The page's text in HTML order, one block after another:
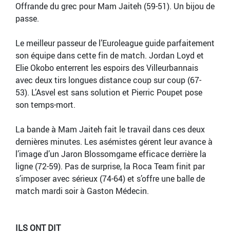
Offrande du grec pour Mam Jaiteh (59-51). Un bijou de
passe.
Le meilleur passeur de l’Euroleague guide parfaitement
son équipe dans cette fin de match. Jordan Loyd et
Elie Okobo enterrent les espoirs des Villeurbannais
avec deux tirs longues distance coup sur coup (67-
53). L’Asvel est sans solution et Pierric Poupet pose
son temps-mort.
La bande à Mam Jaiteh fait le travail dans ces deux
dernières minutes. Les asémistes gérent leur avance à
l’image d’un Jaron Blossomgame efficace derrière la
ligne (72-59). Pas de surprise, la Roca Team finit par
s’imposer avec sérieux (74-64) et s’offre une balle de
match mardi soir à Gaston Médecin.
ILS ONT DIT